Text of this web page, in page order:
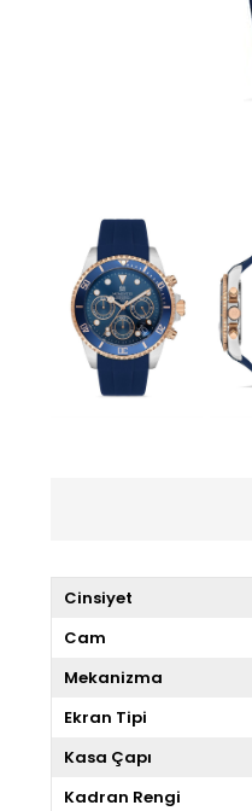
Cinsiyet
Cam
Mekanizma
Ekran Tipi
Kasa Çapı
Kadran Rengi